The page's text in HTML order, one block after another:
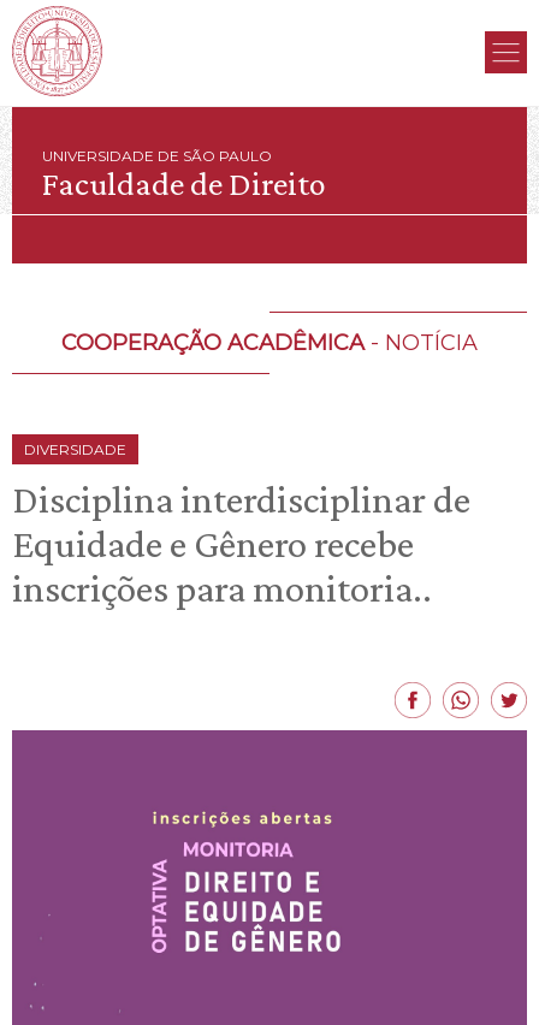
UNIVERSIDADE DE SÃO PAULO
Faculdade de Direito
COOPERAÇÃO ACADÊMICA- NOTÍCIA
DIVERSIDADE
Disciplina interdisciplinar de
Equidade e Gênero recebe
inscrições para monitoria..